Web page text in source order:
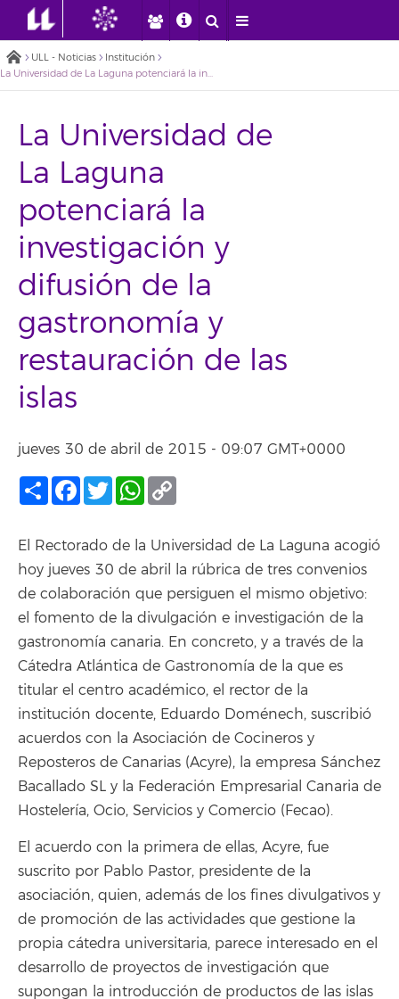
ULL - Noticias
Institución
La Universidad de La Laguna potenciará la investigación y difusión de la gastronomía y restauración de las islas
La Universidad de
La Laguna
potenciará la
investigación y
difusión de la
gastronomía y
restauración de las
islas
jueves 30 de abril de 2015 - 09:07 GMT+0000
Compartir
Facebook
TwitterWhatsApp
El Rectorado de la Universidad de La Laguna acogió
hoy jueves 30 de abril la rúbrica de tres convenios
de colaboración que persiguen el mismo objetivo:
el fomento de la divulgación e investigación de la
gastronomía canaria. En concreto, y a través de la
Cátedra Atlántica de Gastronomía de la que es
titular el centro académico, el rector de la
institución docente, Eduardo Doménech, suscribió
acuerdos con la Asociación de Cocineros y
Reposteros de Canarias (Acyre), la empresa Sánchez
Bacallado SL y la Federación Empresarial Canaria de
Hostelería, Ocio, Servicios y Comercio (Fecao).
El acuerdo con la primera de ellas, Acyre, fue
suscrito por Pablo Pastor, presidente de la
asociación, quien, además de los fines divulgativos y
de promoción de las actividades que gestione la
propia cátedra universitaria, parece interesado en el
desarrollo de proyectos de investigación que
supongan la introducción de productos de las islas